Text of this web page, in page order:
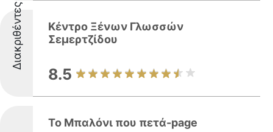
Διακριθέντες
Κέντρο Ξένων Γλωσσών
Σεμερτζίδου
8.5
Το Mπαλόνι που πετά-page